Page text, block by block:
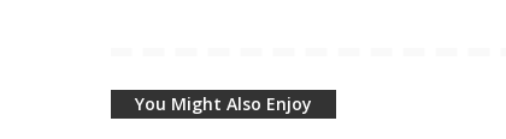
You Might Also Enjoy